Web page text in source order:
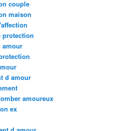
couple
maison
protection
amour
d amour
amoureux
ex